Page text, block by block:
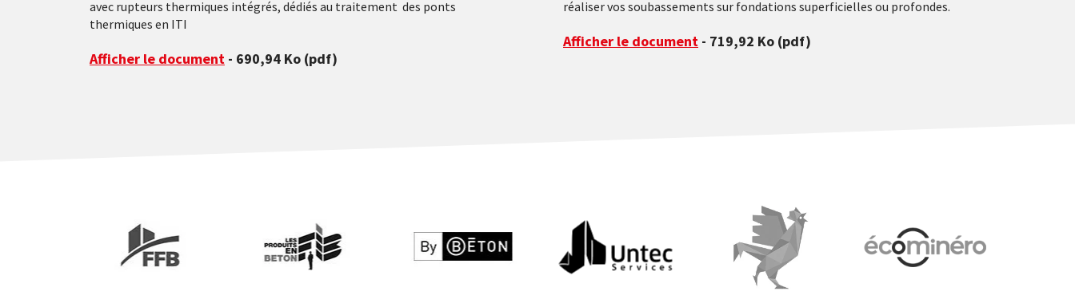
avec rupteurs thermiques intégrés, dédiés au traitement des ponts
thermiques en ITI
Afficher le document - 690,94 Ko (pdf)
réaliser vos soubassements sur fondations superficielles ou profondes.
Afficher le document - 719,92 Ko (pdf)